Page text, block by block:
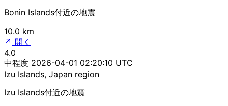
Bonin Islands付近の地震
10.0 km
開く
4.0
中程度 2026-04-01 02:20:10 UTC
Izu Islands, Japan region
Izu Islands付近の地震